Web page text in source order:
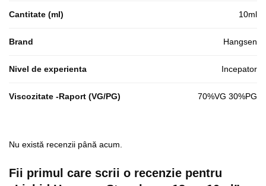
Cantitate (ml) 10ml
Brand Hangsen
Nivel de experienta Incepator
Viscozitate -Raport (VG/PG) 70%VG 30%PG
Nu există recenzii până acum.
Fii primul care scrii o recenzie pentru